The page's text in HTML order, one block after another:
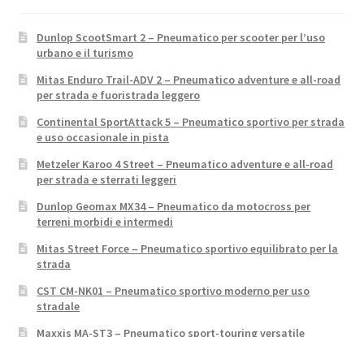
Dunlop ScootSmart 2 – Pneumatico per scooter per l’uso
urbano e il turismo
Mitas Enduro Trail-ADV 2 – Pneumatico adventure e all-road
per strada e fuoristrada leggero
Continental SportAttack 5 – Pneumatico sportivo per strada
e uso occasionale in pista
Metzeler Karoo 4 Street – Pneumatico adventure e all-road
per strada e sterrati leggeri
Dunlop Geomax MX34 – Pneumatico da motocross per
terreni morbidi e intermedi
Mitas Street Force – Pneumatico sportivo equilibrato per la
strada
CST CM-NK01 – Pneumatico sportivo moderno per uso
stradale
Maxxis MA-ST3 – Pneumatico sport-touring versatile